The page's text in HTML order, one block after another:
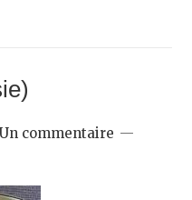
Un commentaire